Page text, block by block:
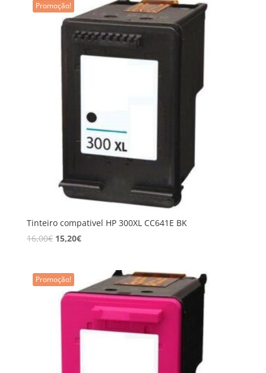
Promoção!
Tinteiro compativel HP 300XL CC641E BK
16,00€ 15,20€
Promoção!